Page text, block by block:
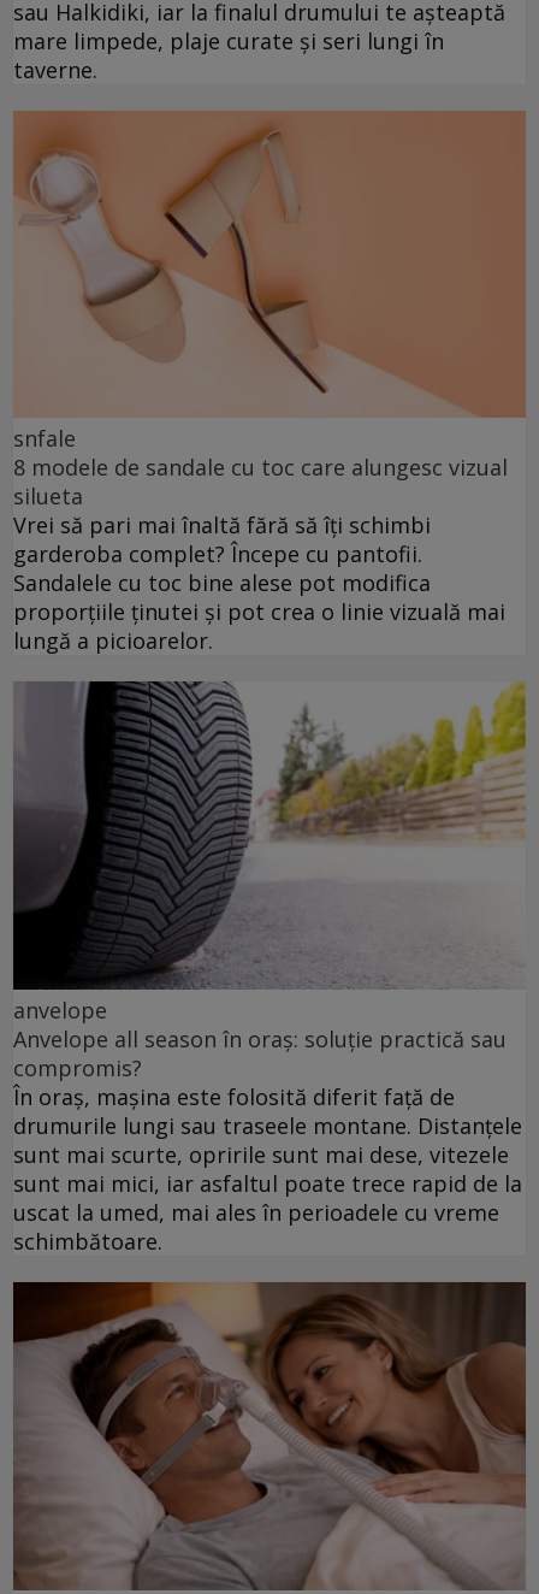
sau Halkidiki, iar la finalul drumului te așteaptă
mare limpede, plaje curate și seri lungi în
taverne.
snfale
8 modele de sandale cu toc care alungesc vizual
silueta
Vrei să pari mai înaltă fără să îți schimbi
garderoba complet? Începe cu pantofii.
Sandalele cu toc bine alese pot modifica
proporțiile ținutei și pot crea o linie vizuală mai
lungă a picioarelor.
anvelope
Anvelope all season în oraș: soluție practică sau
compromis?
În oraș, mașina este folosită diferit față de
drumurile lungi sau traseele montane. Distanțele
sunt mai scurte, opririle sunt mai dese, vitezele
sunt mai mici, iar asfaltul poate trece rapid de la
uscat la umed, mai ales în perioadele cu vreme
schimbătoare.